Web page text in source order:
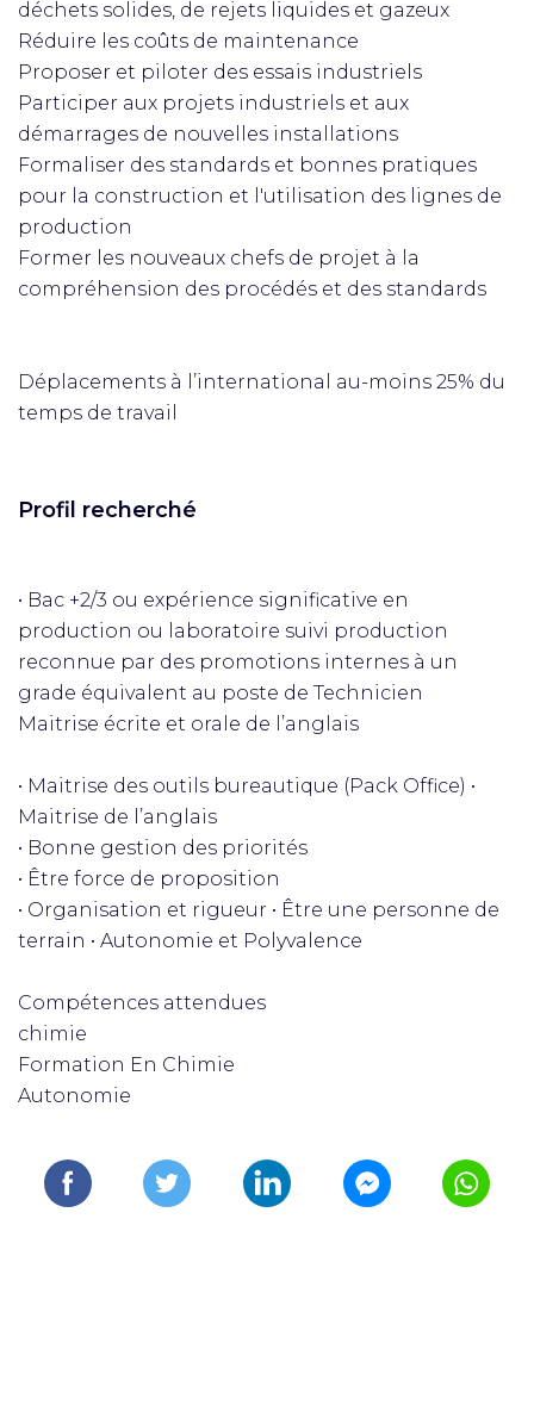
déchets solides, de rejets liquides et gazeux
Réduire les coûts de maintenance
Proposer et piloter des essais industriels
Participer aux projets industriels et aux
démarrages de nouvelles installations
Formaliser des standards et bonnes pratiques
pour la construction et l'utilisation des lignes de
production
Former les nouveaux chefs de projet à la
compréhension des procédés et des standards
Déplacements à l’international au-moins 25% du
temps de travail
Profil recherché
• Bac +2/3 ou expérience significative en
production ou laboratoire suivi production
reconnue par des promotions internes à un
grade équivalent au poste de Technicien
Maitrise écrite et orale de l’anglais
• Maitrise des outils bureautique (Pack Office) •
Maitrise de l’anglais
• Bonne gestion des priorités
• Être force de proposition
• Organisation et rigueur • Être une personne de
terrain • Autonomie et Polyvalence
Compétences attendues
chimie
Formation En Chimie
Autonomie